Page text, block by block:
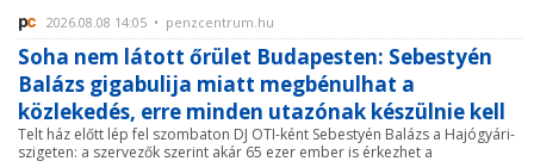
2026.08.08 14:05 • penzcentrum.hu
Soha nem látott őrület Budapesten: Sebestyén
Balázs gigabulija miatt megbénulhat a
közlekedés, erre minden utazónak készülnie kell
Telt ház előtt lép fel szombaton DJ OTI-ként Sebestyén Balázs a Hajógyári-
szigeten: a szervezők szerint akár 65 ezer ember is érkezhet a